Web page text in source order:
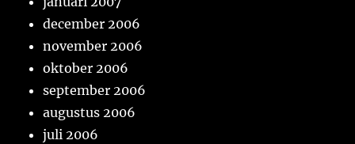
december 2006
november 2006
oktober 2006
september 2006
augustus 2006
juli 2006